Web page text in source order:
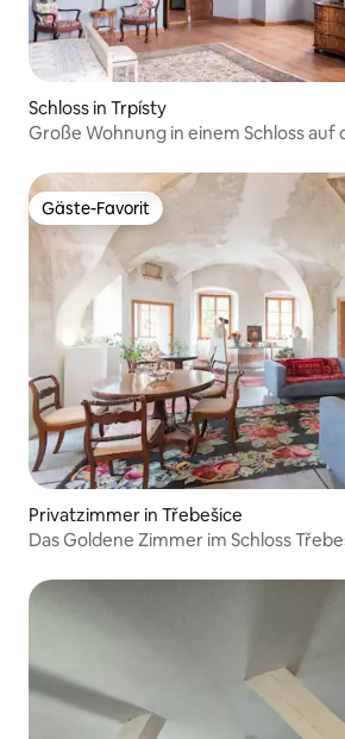
Schloss in Trpísty
Große Wohnung in einem Schloss auf
Gäste-Favorit
Gäste-Favorit
Privatzimmer in Třebešice
Das Goldene Zimmer im Schloss